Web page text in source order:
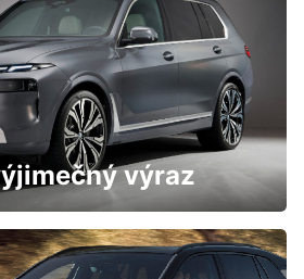
X7 - výjimečný výraz